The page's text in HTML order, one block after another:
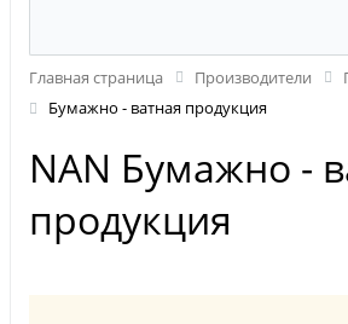
Главная страница Производители
Бумажно - ватная продукция
NAN Бумажно -
продукция